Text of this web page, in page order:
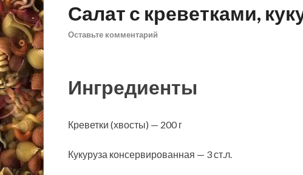
Салат с креветками,
Оставьте комментарий
Ингредиенты
Креветки (хвосты) — 200 г
Кукуруза консервированная — 3 ст.л.